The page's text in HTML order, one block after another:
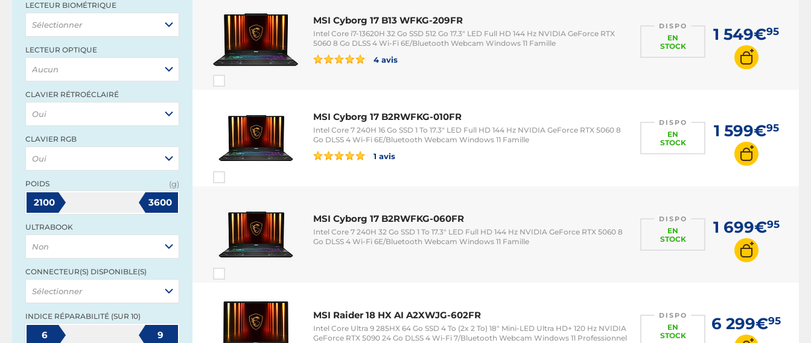
LECTEUR BIOMÉTRIQUE
Sélectionner
LECTEUR OPTIQUE
Aucun
CLAVIER RÉTROÉCLAIRÉ
Oui
CLAVIER RGB
Oui
POIDS (g)
2100 3600
ULTRABOOK
Non
CONNECTEUR(S) DISPONIBLE(S)
Sélectionner
INDICE RÉPARABILITÉ (SUR 10)
6 9
MSI Cyborg 17 B13 WFKG-209FR
Intel Core i7-13620H 32 Go SSD 512 Go 17.3" LED Full HD 144 Hz NVIDIA GeForce RTX
5060 8 Go DLSS 4 Wi-Fi 6E/Bluetooth Webcam Windows 11 Famille
4 avis
DISPO
EN
STOCK
1 549€95
MSI Cyborg 17 B2RWFKG-010FR
Intel Core 7 240H 16 Go SSD 1 To 17.3" LED Full HD 144 Hz NVIDIA GeForce RTX 5060 8
Go DLSS 4 Wi-Fi 6E/Bluetooth Webcam Windows 11 Famille
1 avis
DISPO
EN
STOCK
1 599€95
MSI Cyborg 17 B2RWFKG-060FR
Intel Core 7 240H 32 Go SSD 1 To 17.3" LED Full HD 144 Hz NVIDIA GeForce RTX 5060 8
Go DLSS 4 Wi-Fi 6E/Bluetooth Webcam Windows 11 Famille
DISPO
EN
STOCK
1 699€95
MSI Raider 18 HX AI A2XWJG-602FR
Intel Core Ultra 9 285HX 64 Go SSD 4 To (2x 2 To) 18" Mini-LED Ultra HD+ 120 Hz NVIDIA
GeForce RTX 5090 24 Go DLSS 4 Wi-Fi 7/Bluetooth Webcam Windows 11 Professionnel
DISPO
EN
STOCK
6 299€95